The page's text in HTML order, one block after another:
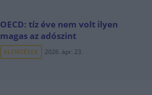
OECD: tíz éve nem volt ilyen
magas az adószint
ELEMZÉSEK 2026. ápr. 23.